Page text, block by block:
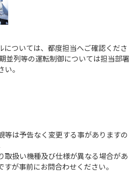
は予告なく変更する事がありますの
扱い機種及び仕様が異なる場合があ
すが事前にお問合わせください。
ついては、都度担当へご確認くださ
並列等の運転制御については担当部署
。